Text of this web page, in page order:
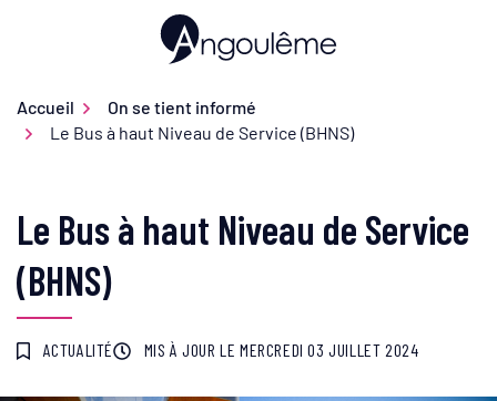
Ville d'Angoulême
Accueil
On se tient informé
Le Bus à haut Niveau de Service (BHNS)
Le Bus à haut Niveau de Service
(BHNS)
ACTUALITÉ MIS À JOUR LEMERCREDI 03 JUILLET 2024